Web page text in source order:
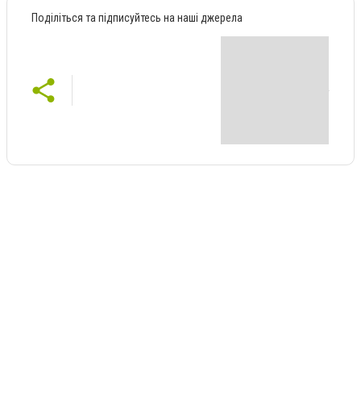
Поділіться та підписуйтесь на наші джерела